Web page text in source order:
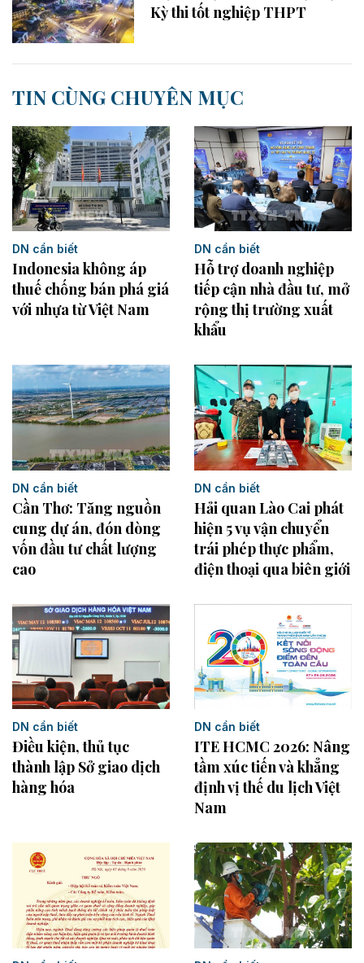
Kỳ thi tốt nghiệp THPT
TIN CÙNG CHUYÊN MỤC
DN cần biết
Indonesia không áp
thuế chống bán phá giá
với nhựa từ Việt Nam
DN cần biết
Hỗ trợ doanh nghiệp
tiếp cận nhà đầu tư, mở
rộng thị trường xuất
khẩu
DN cần biết
Cần Thơ: Tăng nguồn
cung dự án, đón dòng
vốn đầu tư chất lượng
cao
DN cần biết
Hải quan Lào Cai phát
hiện 5 vụ vận chuyển
trái phép thực phẩm,
điện thoại qua biên giới
DN cần biết
Điều kiện, thủ tục
thành lập Sở giao dịch
hàng hóa
DN cần biết
ITE HCMC 2026: Nâng
tầm xúc tiến và khẳng
định vị thế du lịch Việt
Nam